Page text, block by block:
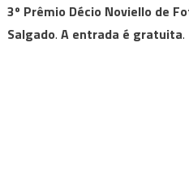
3º Prêmio Décio Noviello de
Salgado. A entrada é gratuita.